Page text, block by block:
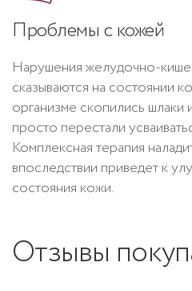
Проблемы с кожей
Нарушения желудочно-
сказываются на состоянии
организме скопились шлаки
просто перестали
Комплексная терапия
впоследствии приведет к
состояния кожи.
Отзывы